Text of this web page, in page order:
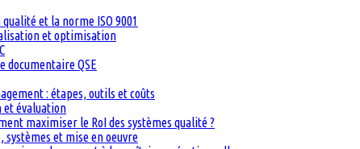
et la norme ISO 9001
et optimisation
documentaire QSE
: étapes, outils et coûts
et évaluation
maximiser le RoI des systèmes qualité ?
systèmes et mise en oeuvre